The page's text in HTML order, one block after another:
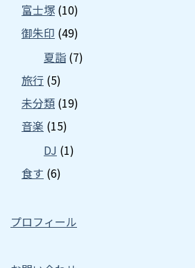
富士塚 (10)
御朱印 (49)
夏詣 (7)
旅行 (5)
未分類 (19)
音楽 (15)
DJ (1)
食す (6)
プロフィール